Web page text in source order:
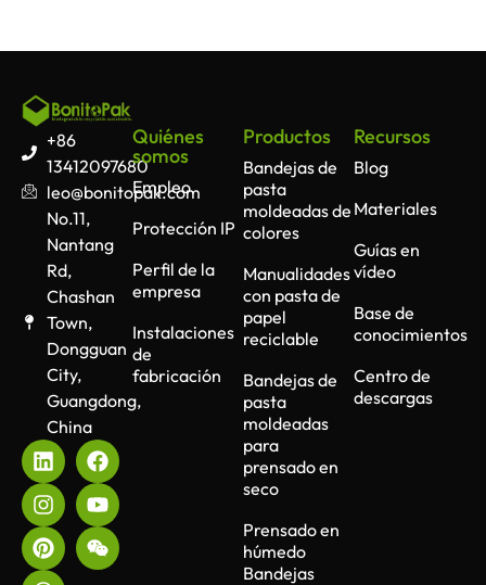
+86
13412097680
leo@bonitopak.com
No.11,
Nantang
Rd,
Chashan
Town,
Dongguan
City,
Guangdong,
China
Quiénes
somos
Empleo
Protección IP
Perfil de la
empresa
Instalaciones
de
fabricación
Productos
Bandejas de
pasta
moldeadas de
colores
Manualidades
con pasta de
papel
reciclable
Bandejas de
pasta
moldeadas
para
prensado en
seco
Prensado en
húmedo
Bandejas
Recursos
Blog
Materiales
Guías en
vídeo
Base de
conocimientos
Centro de
descargas